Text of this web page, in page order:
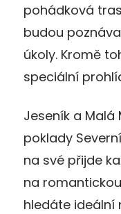
pohádková
budou
úkoly. Kromě
speciální
Jeseník a
poklady
na své přijde
na
hledáte ideální